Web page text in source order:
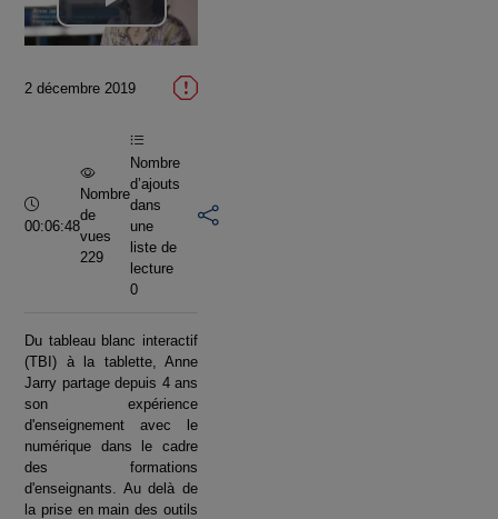
Lire
la
vidéo
2 décembre 2019
Durée :
00:06:48
Nombre
de
vues
229
Nombre
d’ajouts
dans
une
liste de
lecture
0
Du tableau blanc interactif
(TBI) à la tablette, Anne
Jarry partage depuis 4 ans
son expérience
d'enseignement avec le
numérique dans le cadre
des formations
d'enseignants. Au delà de
la prise en main des outils